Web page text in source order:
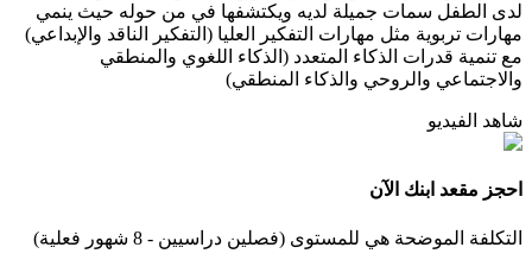
لدى الطفل سمات جميلة لديه ويكتشفها في من حوله حيث ينمي
مهارات تربوية مثل مهارات التفكير العليا (التفكير الناقد والإبداعي)
مع تنمية قدرات الذكاء المتعدد (الذكاء اللغوي والمنطقي
والاجتماعي والروحي والذكاء المنطقي)
شاهد الفيديو
احجز مقعد ابنك الآن
التكلفة الموضحة هي للمستوى (فصلين دراسيين - 8 شهور فعلية)